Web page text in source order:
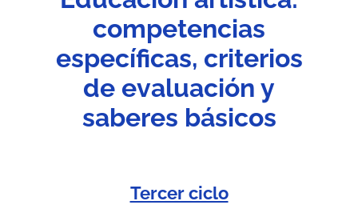
competencias
específicas, criterios
de evaluación y
saberes básicos
Tercer ciclo